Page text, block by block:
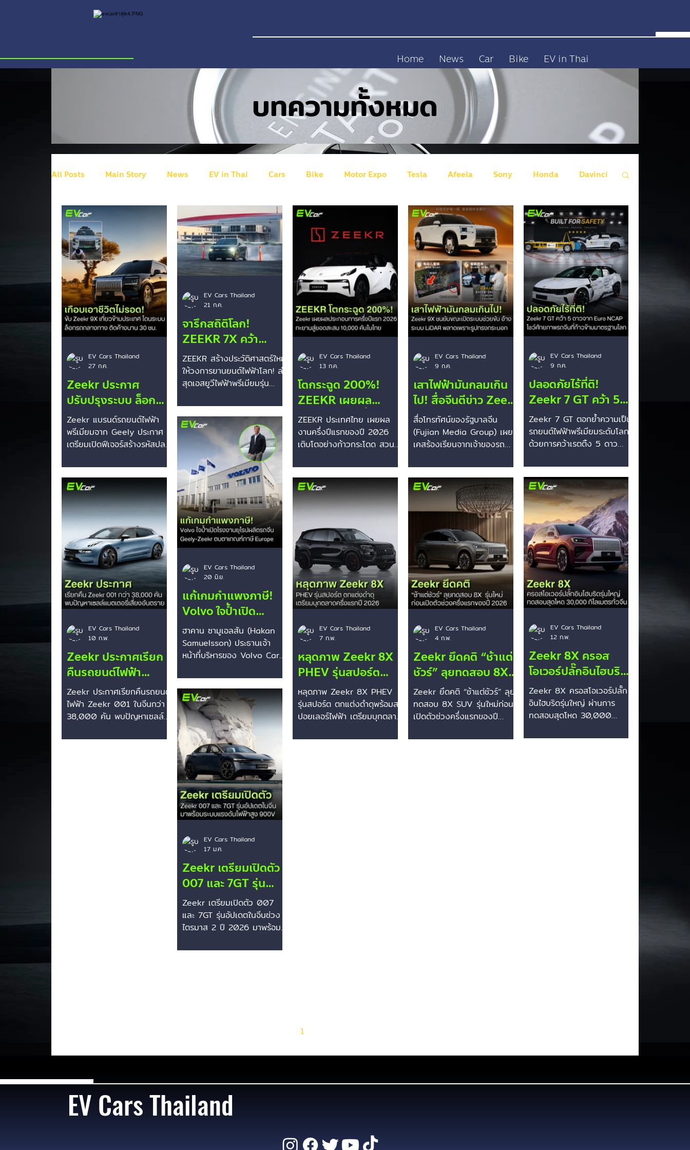
Home News Car Bike EV in Thai
บทความทั้งหมด
All Posts Main Story News EV in Thai Cars Bike Motor Expo Tesla Afeela Sony Honda Davinci
BYD Ram HiPhi Z Volkswagen ID Buzz Australian GWM (Great Wall Motors) Genesis Audi
Smart Mini Cooper Rivian Dodge Polestar Lexus Cadillac Jiangnan Toyota
Zeekr ประกาศ
ปรับปรุงระบบ ล็อก
ฟังก์ชันข้ามแดน! หลัง
เจ้าของ Zeekr 9X ขับ
รถท่องเที่ยวต่าง
ล็อกฟังก์ชันในรถนาน
กว่า 30 ชั่วโมง
Zeekr แบรนด์รถยนต์ไฟฟ้า
พรีเมียมจาก Geely ประกาศ
เตรียมเปิดฟีเจอร์สร้างรหัสปลด
เตรียมยกเลิกการเปิดใช้งาน
ระบบล็อกฟังก์ชันข้ามแดน
(Cross-Border Lockout)
เป็นค่าเริ่มต้น หลังเกิดประเด็น
ดราม่าในประเทศจีนเมื่อเจ้าของ
รถยนต์ Zeekr 9X ถูกระบบ
ความปลอดภัยสั่งล็อกฟังก์ชัน
บางส่วนขณะขับรถท่องเที่ยวใน
ประเทศคาซัคสถาน 🚨 เกิดอะไร
ขึ้นกับ Zeekr 9X ในต่าง
ประเทศ? เจ้าของรถชาวจีนราย
หนึ่งได้ขับ Zeekr 9X เดินทาง
ยุโรป แต่เมื่อขับเข้าสู่เขตประ
เทศคาซัคสถ
EV Cars Thailand
27 ก.ค.
จารึกสถิติโลก!
ZEEKR 7X คว้า
Guinness World
Records™ ดริฟต์ลอด
ช่องแคบที่สุดในโลก
ZEEKR สร้างประวัติศาสตร์ใหม่
ให้วงการยานยนต์ไฟฟ้าโลก! ล่า
สุดเอสยูวีไฟฟ้าพรีเมียมรุ่น
สามารถคว้าสถิติ Guinness
World Records™ ในสาขา
"รถยนต์ไฟฟ้าที่ดริฟต์ลอด
ช่องแคบได้แคบที่สุดในโลก"
(The Tightest Gap Passed
Through Whilst Drifting an
Electric Car) ด้วยระยะห่าง
จากสิ่งกีดขวางเพียง 25
เซนติเมตร เท่านั้น! การท้าทาย
ครั้งนี้จัดขึ้น ณ สนามมอเตอร์
สปอร์ตระดับโลก Yas Marina
Circuit เมืองอาบูดาบี สหรัฐ
ควบคุมและตรวจวัดอย่างเข้ม
งวดของเจ้าหน้าที่
EV Cars Thailand
21 ก.ค.
โตกระฉูด 200%!
ZEEKR เผยผล
ประกอบการครึ่งปีแรก
สุดปัง มั่นใจสิ้นปี
2026 ทะยานสู่ยอด
ไทย พร้อมลุย
แคมเปญจับมือ ททท.
ZEEKR ประเทศไทย เผยผล
งานครึ่งปีแรกของปี 2026
เติบโตอย่างก้าวกระโดด สวน
โดยโชว์ตัวเลขยอดขายครึ่งปี
แรกเติบโตพุ่งทะยานถึง 200%
เมื่อเทียบกับช่วงเวลาเดียวกัน
ของปีก่อนหน้า ตอกย้ำภาพ
ลักษณ์แบรนด์รถยนต์ไฟฟ้า
ระดับพรีเมียม-ลักชัวรีที่
แข็งแกร่งในใจผู้บริโภคชาวไทย
ครับ ยุทธศาสตร์และเป้าหมาย
สำคัญเดินหน้าครึ่งปีหลัง:
-มั่นใจทุบเป้า 10,000 คัน:
จากกระแสตอบรับที่ดีอย่างต่อ
เนื่องของรถยนต์รุ่นยอดฮิต
อย่าง ZEEKR X MY2026 (ที่
อัปเกรดออปชัน-ค
EV Cars Thailand
13 ก.ค.
เสาไฟฟ้ามันกลมเกิน
ไป! สื่อจีนตีข่าว Zeekr
9X ชนยับขณะเปิด
ระบบช่วยขับ พนักงาน
อ้างระบบ LiDAR
กระบอก
สื่อโทรทัศน์ของรัฐบาลจีน
(Fujian Media Group) เผย
เคสร้องเรียนจากเจ้าของรถ
539,000 หยวน (ประมาณ
2.7 ล้านบาท) หลังเปิดระบบ
ช่วยขับขี่อัตโนมัติ (Assisted
Driving Mode) แล้วรถเบน
ออกนอกทางพุ่งชนเสาไฟฟ้าพัง
ยับเยิน จนเกิดเป็นประเด็น
ดราม่าเรื่องคำโฆษณา ⚡ ชนวน
ดราม่าและข้อจำกัดทางเทคนิค:
-คำเคลมตอนเปิดตัว: รุ่นนี้ติด
ตั้งเซนเซอร์ LiDAR มากถึง 5
ตัว ทางแบรนด์เคยเคลมว่า
ตรวจจับวัตถุขนาดใหญ่กว่า
องศา ในระยะไกลถึง 300
เมตร และระบบจะหยุดรถให้
EV Cars Thailand
9 ก.ค.
ปลอดภัยไร้ที่ติ!
Zeekr 7 GT คว้า 5
ดาว Euro NCAP
มาตรฐานใหม่ 2026
โชว์ศักยภาพรถจีนที่
Zeekr 7 GT ตอกย้ำความเป็น
รถยนต์ไฟฟ้าพรีเมียมระดับโลก
ด้วยการคว้าเรตติ้ง 5 ดาว
Euro NCAP ประจำปี 2026
ซึ่งถือเป็นเกณฑ์การทดสอบที่
เข้มงวดที่สุดเท่าที่เคยมีมา โดย
เปลี่ยนโครงสร้างการให้คะแนน
เป็น "4 ระดับความปลอดภัย"
เพื่อประเมินรถตั้งแต่ก่อนเกิด
เหตุจนถึงการช่วยเหลือหลังเกิด
เหตุครับ -ความปลอดภัยหลัง
การชน (Post-Crash
Safety) 95%: โดดเด่นที่สุด!
ระบบตัดไฟอัตโนมัติ (High-
Voltage Isolation) ทำงานไร้
ไหม้แบตเตอรี่ และมือจับประตูไฟ
ฟ้าย
EV Cars Thailand
9 ก.ค.
แก้เกมกำแพงภาษี!
Volvo ใจป้ำเปิด
โรงงานยุโรปผลิตรถ
จีน Geely-Zeekr
ตบตาเกณฑ์ภาษี
ฮาคาน ซามูเอลสัน (Hakan
Samuelsson) ประธานเจ้า
หน้าที่บริหารของ Volvo Cars
แม่ โดยเตรียมเปิดไฟเขียวให้
โรงงานของ Volvo ในทวีป
ยุโรป รับหน้าที่ผลิตรถยนต์
ไฟฟ้าให้กับแบรนด์รถยนต์
สัญชาติจีนร่วมเครืออย่าง
Geely, Zeekr และ Lynk &
Co เพื่อแก้เกมมาตรการภาษีนำ
เข้าและกฎระเบียบสุดโหดของ
สหภาพยุโรป (EU) 3 ประเด็น
สำคัญจากโมเดลความร่วมมือ
ครั้งนี้ -หลบเลี่ยงกำแพงภาษี
ด้วย Localization: ปัจจุบัน
EU ไล่บี้เก็บภาษีนำเข้าในอัตราที่
สูงมาก...
EV Cars Thailand
20 มิ.ย.
Zeekr 8X ครอส
โอเวอร์ปลั๊กอินไฮบริดรุ่
นใหญ่ ผ่านการ
ทดสอบสุดโหด
30,000 กิโลเมตรทั่ว
Zeekr 8X ครอสโอเวอร์ปลั๊ก
อินไฮบริดรุ่นใหญ่ ผ่านการ
ทดสอบสุดโหด 30,000
แบรนด์รถยนต์ไฟฟ้าในเครือ
EV Cars Thailand
12 ก.พ.
Zeekr ประกาศเรียก
คืนรถยนต์ไฟฟ้า
Zeekr 001 ในจีนกว่า
38,000 คัน พบ
ปัญหาเซลล์แบตเตอรี่
Zeekr ประกาศเรียกคืนรถยนต์
ไฟฟ้า Zeekr 001 ในจีนกว่า
38,000 คัน พบปัญหาเซลล์
แบรนด์รถยนต์ไฟฟ้าพรีเมียมใน
EV Cars Thailand
10 ก.พ.
หลุดภาพ Zeekr 8X
PHEV รุ่นสปอร์ต
ตกแต่งดำดุพร้อมส
ปอยเลอร์ไฟฟ้า เตรียม
บุกตลาดครึ่งแรกปี
หลุดภาพ Zeekr 8X PHEV
รุ่นสปอร์ต ตกแต่งดำดุพร้อมส
ปอยเลอร์ไฟฟ้า เตรียมบุกตลาด
อุตสาหกรรมและเทคโนโลยี
EV Cars Thailand
7 ก.พ.
Zeekr ยึดคติ “ช้าแต่
ชัวร์” ลุยทดสอบ 8X
SUV รุ่นใหม่ก่อนเปิด
ตัวช่วงครึ่งแรกของปี
2026
Zeekr ยึดคติ “ช้าแต่ชัวร์” ลุย
ทดสอบ 8X SUV รุ่นใหม่ก่อน
เปิดตัวช่วงครึ่งแรกของปี
ไฟฟ้าระดับไฮเอนด์ในเครือ
EV Cars Thailand
4 ก.พ.
Zeekr เตรียมเปิดตัว
007 และ 7GT รุ่น
อัปเดตในจีนช่วง
ไตรมาส 2 ปี 2026 มา
พร้อมระบบแรงดัน
Zeekr เตรียมเปิดตัว 007
และ 7GT รุ่นอัปเดตในจีนช่วง
ไตรมาส 2 ปี 2026 มาพร้อม
และชิปขับเคลื่อนสุดล้ำ Zeekr
แข่งอย่าง Tesla Model 3
อย่างเต็มพิกัด การอัปเกรดที่
สำคัญ -ระบบแรงดันไฟฟ้าสูง
EV Cars Thailand
17 ม.ค.
1
EV Cars Thailand